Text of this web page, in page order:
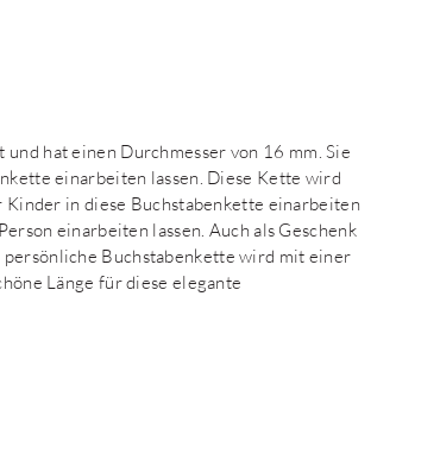
hat einen Durchmesser von 16 mm. Sie
einarbeiten lassen. Diese Kette wird
in diese Buchstabenkette einarbeiten
einarbeiten lassen. Auch als Geschenk
Buchstabenkette wird mit einer
Länge für diese elegante